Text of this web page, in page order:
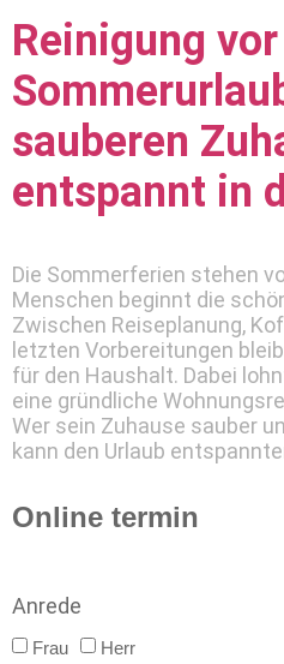
Reinigung
sauberen
entspannt in
Die Sommerferien stehen
Menschen beginnt die
Zwischen Reiseplanung,
letzten Vorbereitungen
für den Haushalt. Dabei
eine gründliche
Wer sein Zuhause sauber
kann den Urlaub
Online termin
Anrede
Frau Herr